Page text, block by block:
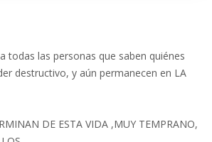
todas las personas que saben quiénes
destructivo, y aún permanecen en LA
DE ESTA VIDA ,MUY TEMPRANO,